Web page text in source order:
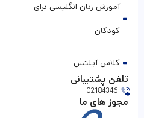
آموزش زبان انگلیسی برای
کودکان
کلاس آیلتس
تلفن پشتیبانی
02184346
مجوز های ما